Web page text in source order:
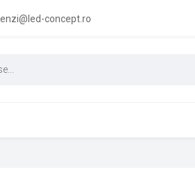
concept.ro